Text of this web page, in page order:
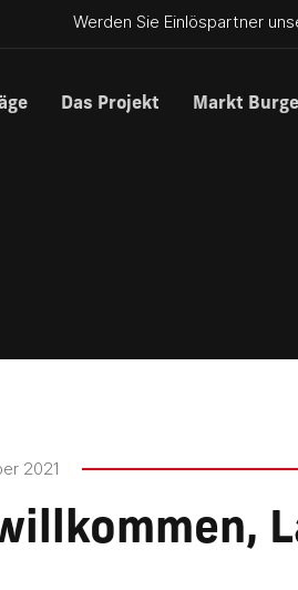
Werden Sie Einlöspartner
Das Projekt Markt
2021